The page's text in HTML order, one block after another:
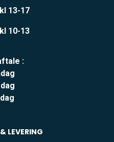
13-17
10-13
:
LEVERING